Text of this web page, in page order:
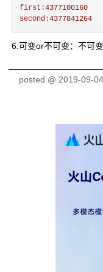
first :4377100160
second :4377841264
6.可变or不可变：不可
posted @ 2019-09-